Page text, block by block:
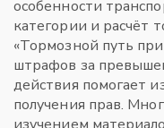
особенности
категории и расчёт
«Тормозной путь
штрафов за
действия помогает
получения прав.